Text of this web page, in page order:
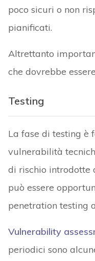
poco sicuri o non
pianificati.
Altrettanto
che dovrebbe
Testing
La fase di testing è
vulnerabilità
di rischio introdotte
può essere
penetration testing
Vulnerability
periodici sono